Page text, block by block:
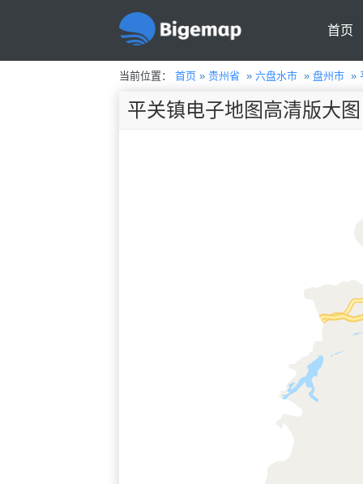
首页
当前位置： 首页» 贵州省 » 六盘水市» 盘州市»
平关镇电子地图高清版大图